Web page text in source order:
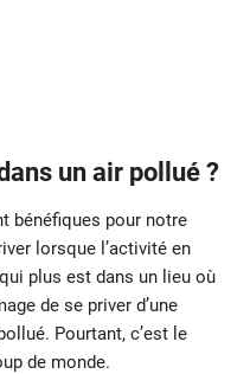
un air pollué ?
bénéfiques pour notre
lorsque l’activité en
plus est dans un lieu où
de se priver d’une
Pourtant, c’est le
de monde.